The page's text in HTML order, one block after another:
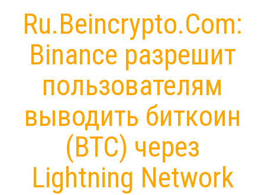
Ru.Beincrypto.Com:
Binance разрешит
пользователям
выводить биткоин
(BTC) через
Lightning Network